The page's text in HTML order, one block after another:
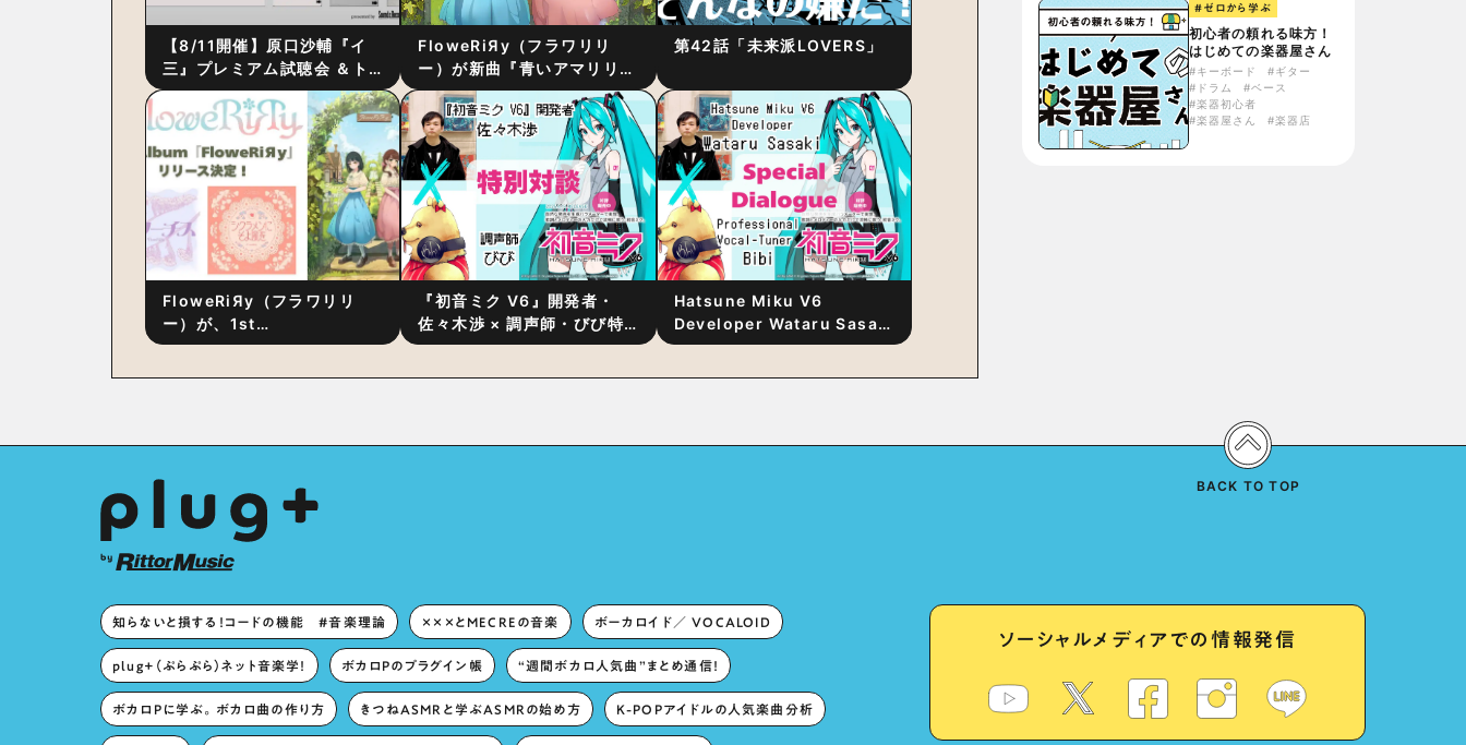
【8/11開催】原口沙輔『イ
三』プレミアム試聴会 ＆ト
ーク・セッション 〜完成直
後の“ピュアな原音体験”と制
作秘話
FloweRiЯy（フラワリリ
ー）が新曲『青いアマリリ
ス』をリリース！1stアルバ
ム詳細も発表
第42話「未来派LOVERS」
FloweRiЯy（フラワリリ
ー）が、1st
Album『FloweRiЯy』を9
『初音ミク V6』開発者・
佐々木渉 × 調声師・びび特
別対談 〜豊かな歌声表現の
Hatsune Miku V6
Developer Wataru Sasaki
× Professional Vocal-
#ゼロから学ぶ
初心者の頼れる味方！
はじめての楽器屋さん
#キーボード
#ギター
#ドラム
#ベース
#楽器初心者
#楽器屋さん
#楽器店
知らないと損する！コードの機能 #音楽理論 ×××とMECREの音楽 ボーカロイド／ VOCALOID
plug+（ぷらぷら）ネット音楽学！ ボカロPのプラグイン帳 “週間ボカロ人気曲”まとめ通信！
ボカロPに学ぶ。ボカロ曲の作り方 きつねASMRと学ぶASMRの始め方 K-POPアイドルの人気楽曲分析
ソーシャルメディアでの情報発信
BACK TO TOP